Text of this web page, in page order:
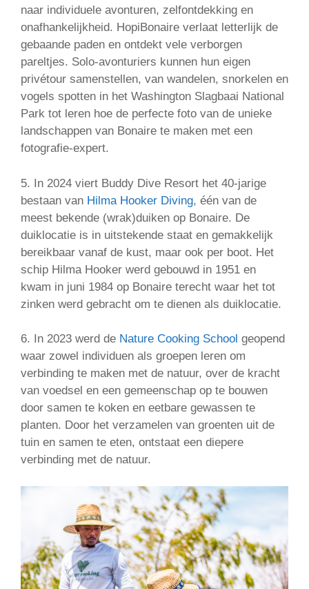
naar individuele avonturen, zelfontdekking en
onafhankelijkheid. HopiBonaire verlaat letterlijk de
gebaande paden en ontdekt vele verborgen
pareltjes. Solo-avonturiers kunnen hun eigen
privétour samenstellen, van wandelen, snorkelen en
vogels spotten in het Washington Slagbaai National
Park tot leren hoe de perfecte foto van de unieke
landschappen van Bonaire te maken met een
fotografie-expert.
5. In 2024 viert Buddy Dive Resort het 40-jarige
bestaan van Hilma Hooker Diving, één van de
meest bekende (wrak)duiken op Bonaire. De
duiklocatie is in uitstekende staat en gemakkelijk
bereikbaar vanaf de kust, maar ook per boot. Het
schip Hilma Hooker werd gebouwd in 1951 en
kwam in juni 1984 op Bonaire terecht waar het tot
zinken werd gebracht om te dienen als duiklocatie.
6. In 2023 werd de Nature Cooking School geopend
waar zowel individuen als groepen leren om
verbinding te maken met de natuur, over de kracht
van voedsel en een gemeenschap op te bouwen
door samen te koken en eetbare gewassen te
planten. Door het verzamelen van groenten uit de
tuin en samen te eten, ontstaat een diepere
verbinding met de natuur.